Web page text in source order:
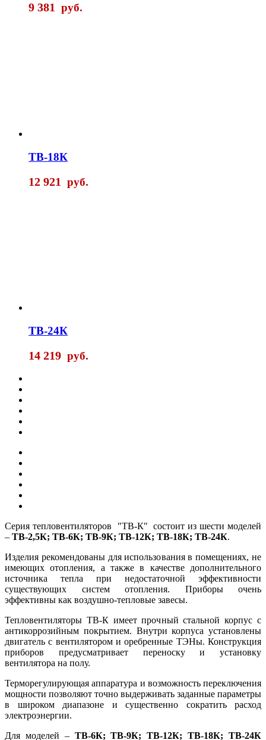
9 381 руб.
ТВ-18К
12 921 руб.
ТВ-24К
14 219 руб.
Серия тепловентиляторов "ТВ-К" состоит из шести моделей
– ТВ-2,5К; ТВ-6К; ТВ-9К; ТВ-12К; ТВ-18К; ТВ-24К.
Изделия рекомендованы для использования в помещениях, не
имеющих отопления, а также в качестве дополнительного
источника тепла при недостаточной эффективности
существующих систем отопления. Приборы очень
эффективны как воздушно-тепловые завесы.
Тепловентиляторы ТВ-К имеет прочный стальной корпус с
антикоррозийным покрытием. Внутри корпуса установлены
двигатель с вентилятором и оребренные ТЭНы. Конструкция
приборов предусматривает переноску и установку
вентилятора на полу.
Терморегулирующая аппаратура и возможность переключения
мощности позволяют точно выдерживать заданные параметры
в широком диапазоне и существенно сократить расход
электроэнергии.
Для моделей – ТВ-6К; ТВ-9К; ТВ-12К; ТВ-18К; ТВ-24К